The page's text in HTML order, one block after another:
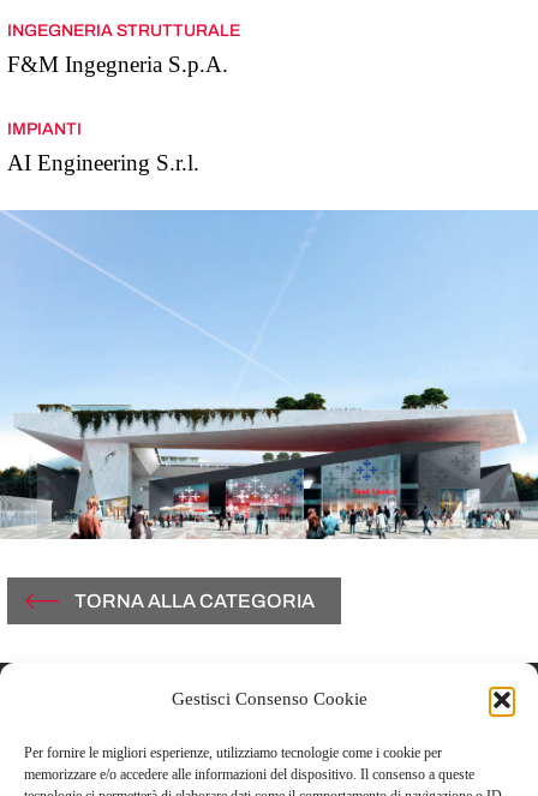
Gestisci Consenso Cookie
Per fornire le migliori esperienze, utilizziamo tecnologie come i cookie per
memorizzare e/o accedere alle informazioni del dispositivo. Il consenso a queste
INGEGNERIA STRUTTURALE
F&M Ingegneria S.p.A.
IMPIANTI
AI Engineering S.r.l.
TORNA ALLA CATEGORIA
Vicolo Del Carmine, 3